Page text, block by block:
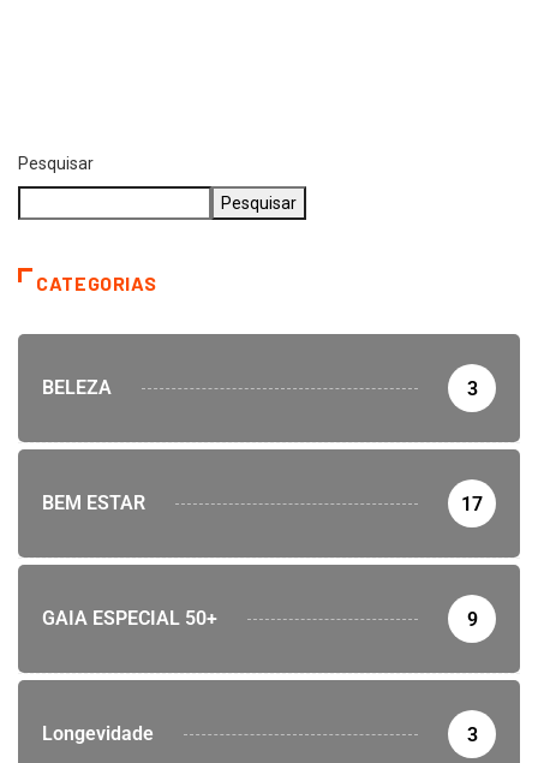
Pesquisar
Pesquisar
CATEGORIAS
BELEZA 3
BEM ESTAR 17
GAIA ESPECIAL 50+ 9
Longevidade 3